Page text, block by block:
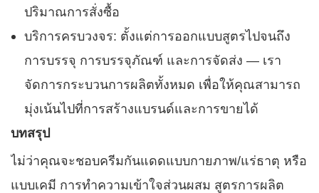
ปริมาณการสั่งซื้อ
บริการครบวงจร: ตั้งแต่การออกแบบสูตรไปจนถึง
การบรรจุ การบรรจุภัณฑ์ และการจัดส่ง — เรา
จัดการกระบวนการผลิตทั้งหมด เพื่อให้คุณสามารถ
มุ่งเน้นไปที่การสร้างแบรนด์และการขายได้
บทสรุป
ไม่ว่าคุณจะชอบครีมกันแดดแบบกายภาพ/แร่ธาตุ หรือ
แบบเคมี การทำความเข้าใจส่วนผสม สูตรการผลิต